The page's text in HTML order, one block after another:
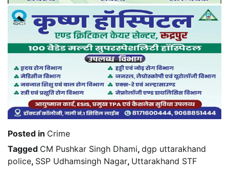
Posted in Crime
Tagged CM Pushkar Singh Dhami, dgp uttarakhand
police, SSP Udhamsingh Nagar, Uttarakhand STF